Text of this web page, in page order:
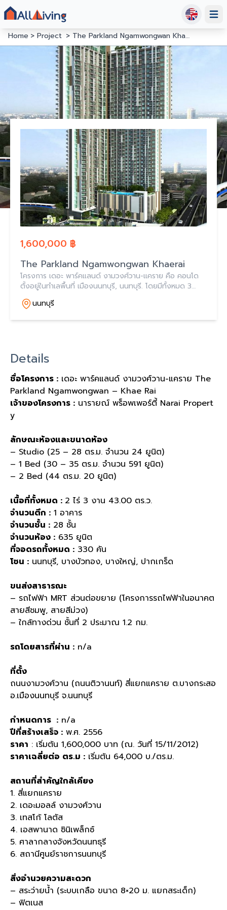
Home
Project The Parkland Ngamwongwan Khaerai
1,600,000 ฿
The Parkland Ngamwongwan Khaerai
โครงการ เดอะ พาร์คแลนด์ งามวงศ์วาน-แคราย คือ คอนโด
ตั้งอยู่ในทำเลพื้นที่ เมืองนนทบุรี, นนทบุรี. โดยมีทั้งหมด 3
ยูนิต
นนทบุรี
Details
ชื่อโครงการ : เดอะ พาร์คแลนด์ งามวงศ์วาน-แคราย The
Parkland Ngamwongwan – Khae Rai
เจ้าของโครงการ : นารายณ์ พร็อพเพอร์ตี้ Narai Propert
y
ลักษณะห้องและขนาดห้อง
– Studio (25 – 28 ตร.ม. จำนวน 24 ยูนิต)
– 1 Bed (30 – 35 ตร.ม. จำนวน 591 ยูนิต)
– 2 Bed (44 ตร.ม. 20 ยูนิต)
เนื้อที่ทั้งหมด : 2 ไร่ 3 งาน 43.00 ตร.ว.
จำนวนตึก : 1 อาคาร
จำนวนชั้น : 28 ชั้น
จำนวนห้อง : 635 ยูนิต
ที่จอดรถทั้งหมด : 330 คัน
โซน : นนทบุรี, บางบัวทอง, บางใหญ่, ปากเกร็ด
ขนส่งสาธารณะ
– รถไฟฟ้า MRT ส่วนต่อขยาย (โครงการรถไฟฟ้าในอนาคต
สายสีชมพู, สายสีม่วง)
– ใกล้ทางด่วน ชั้นที่ 2 ประมาณ 1.2 กม.
รถโดยสารที่ผ่าน : n/a
ที่ตั้ง
ถนนงามวงศ์วาน (ถนนติวานนท์) สี่แยกแคราย ต.บางกระสอ
อ.เมืองนนทบุรี จ.นนทบุรี
กำหนดการ : n/a
ปีที่สร้างเสร็จ : พ.ศ. 2556
ราคา : เริ่มต้น 1,600,000 บาท (ณ. วันที่ 15/11/2012)
ราคาเฉลี่ยต่อ ตร.ม : เริ่มต้น 64,000 บ./ตร.ม.
สถานที่สำคัญใกล้เคียง
1. สี่แยกแคราย
2. เดอะมอลล์ งามวงศ์วาน
3. เทสโก้ โลตัส
4. เอสพานาด ซินิเพล็กซ์
5. ศาลากลางจังหวัดนนทธุรี
6. สถานีศูนย์ราชการนนทบุรี
สิ่งอำนวยความสะดวก
– สระว่ายน้ำ (ระบบเกลือ ขนาด 8×20 ม. แยกสระเด็ก)
– ฟิตเนส